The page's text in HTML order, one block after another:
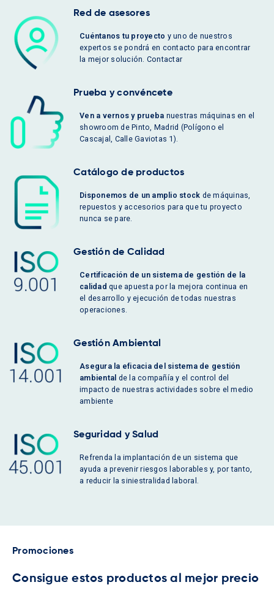
Red de asesores
Cuéntanos tu proyecto y uno de nuestros
expertos se pondrá en contacto para encontrar
la mejor solución. Contactar
Prueba y convéncete
Ven a vernos y prueba nuestras máquinas en el
showroom de Pinto, Madrid (Polígono el
Cascajal, Calle Gaviotas 1).
Catálogo de productos
Disponemos de un amplio stock de máquinas,
repuestos y accesorios para que tu proyecto
nunca se pare.
Gestión de Calidad
Certificación de un sistema de gestión de la
calidad que apuesta por la mejora continua en
el desarrollo y ejecución de todas nuestras
operaciones.
Gestión Ambiental
Asegura la eficacia del sistema de gestión
ambiental de la compañía y el control del
impacto de nuestras actividades sobre el medio
ambiente
Seguridad y Salud
Refrenda la implantación de un sistema que
ayuda a prevenir riesgos laborables y, por tanto,
a reducir la siniestralidad laboral.
Promociones
Consigue estos productos al mejor precio